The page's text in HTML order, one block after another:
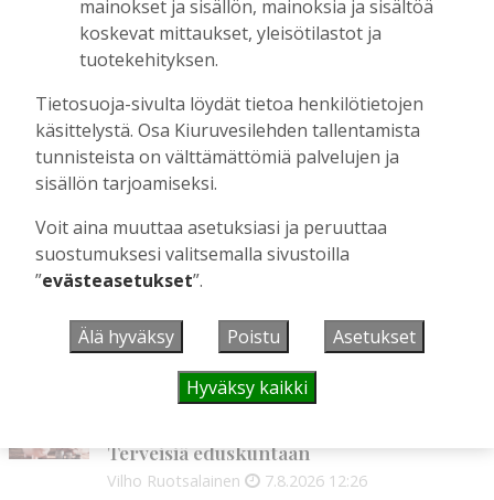
OP Kaskimaan vakavaraisuus vahvistui –
korkotason muutos heijastui alkuvuoden
tulokseen
Toimitus 6.8.2026 13:18
Mikko Remes täyttää 50 vuotta – vaikka
villitystäkin on havaittavissa, sanoo
syntymäpäiväsankari oppineensa myös
hölläämään vauhtia
Tilaajille
Aku Laatikainen
Terveisiä eduskuntaan
Vilho Ruotsalainen 7.8.2026 12:26
mainokset ja sisällön, mainoksia ja sisältöä
koskevat mittaukset, yleisötilastot ja
tuotekehityksen.
Tietosuoja-sivulta löydät tietoa henkilötietojen
käsittelystä. Osa Kiuruvesilehden tallentamista
tunnisteista on välttämättömiä palvelujen ja
sisällön tarjoamiseksi.
Voit aina muuttaa asetuksiasi ja peruuttaa
suostumuksesi valitsemalla sivustoilla
”evästeasetukset”.
Älä hyväksy Poistu Asetukset
Hyväksy kaikki